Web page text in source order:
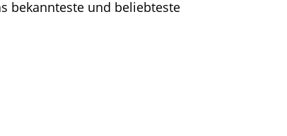
bekannteste und beliebteste